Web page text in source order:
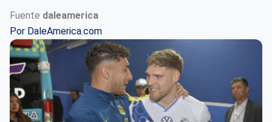
Fuente daleamerica
Por DaleAmerica.com